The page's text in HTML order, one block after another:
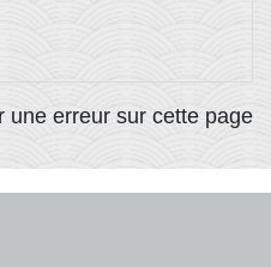
une erreur sur cette page